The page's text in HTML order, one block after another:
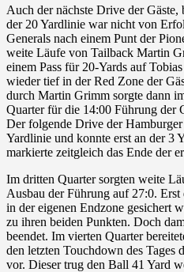
Auch der nächste Drive der Gäste,
der 20 Yardlinie war nicht von
Generals nach einem Punt der
weite Läufe von Tailback Martin
einem Pass für 20-Yards auf
wieder tief in der Red Zone der
durch Martin Grimm sorgte dann
Quarter für die 14:00 Führung der
Der folgende Drive der
Yardlinie und konnte erst an der 3
markierte zeitgleich das Ende der
Im dritten Quarter sorgten weite
Ausbau der Führung auf 27:0.
in der eigenen Endzone gesichert
zu ihren beiden Punkten. Doch
beendet. Im vierten Quarter
den letzten Touchdown des Tages
vor. Dieser trug den Ball 41 Yard